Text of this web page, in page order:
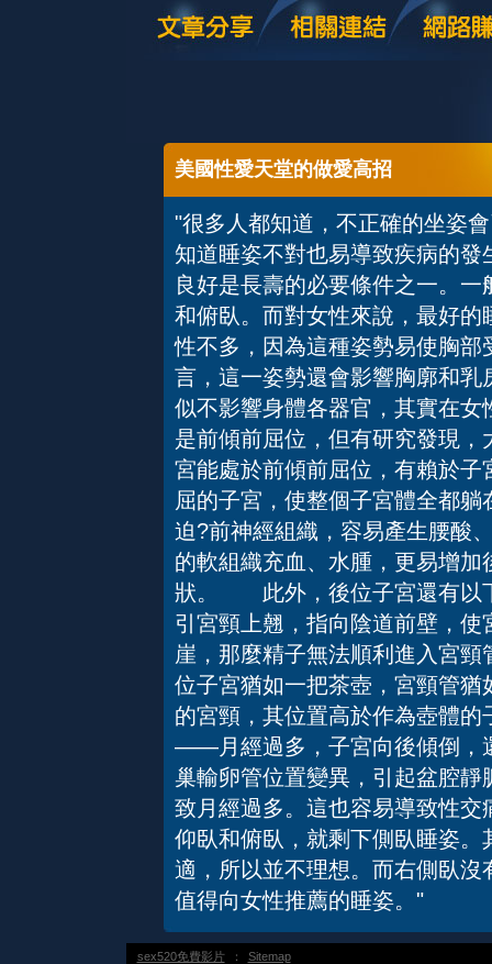
美國性愛天堂的做愛高招
"很多人都知道，不正確的坐姿
知道睡姿不對也易導致疾病的
良好是長壽的必要條件之一。
和俯臥。而對女性來說，最好
性不多，因為這種姿勢易使胸
言，這一姿勢還會影響胸廓和
似不影響身體各器官，其實在
是前傾前屈位，但有研究發現
宮能處於前傾前屈位，有賴於
屈的子宮，使整個子宮體全都
迫?前神經組織，容易產生腰酸
的軟組織充血、水腫，更易增
狀。 此外，後位子宮還有
引宮頸上翹，指向陰道前壁，
崖，那麼精子無法順利進入
位子宮猶如一把茶壺，宮頸管
的宮頸，其位置高於作為壺體
——月經過多，子宮向後傾倒，
巢輸卵管位置變異，引起盆腔
致月經過多。這也容易導致性
仰臥和俯臥，就剩下側臥睡姿
適，所以並不理想。而右側臥
值得向女性推薦的睡姿。"
sex520免費影片 ： Sitemap